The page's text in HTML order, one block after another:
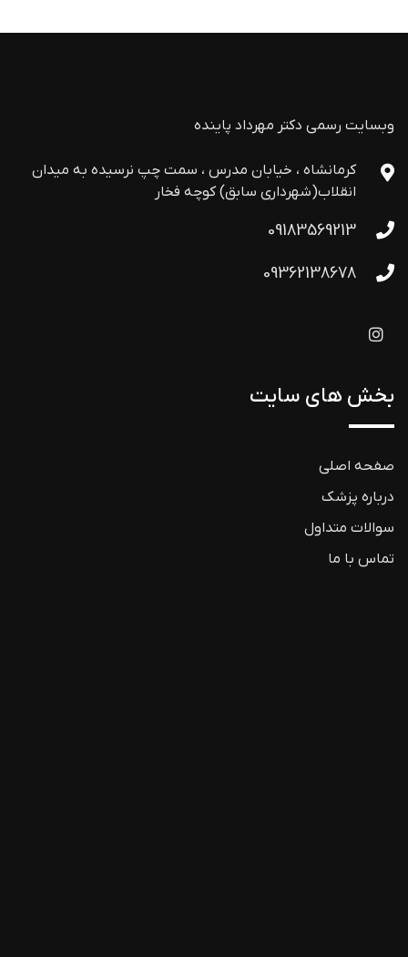
وبسایت رسمی دکتر مهرداد پاینده
کرمانشاه ، خیابان مدرس ، سمت چپ نرسیده به میدان
انقلاب(شهرداری سابق) کوچه فخار
09183569213
09362138678
بخش های سایت
صفحه اصلی
درباره پزشک
سوالات متداول
تماس با ما